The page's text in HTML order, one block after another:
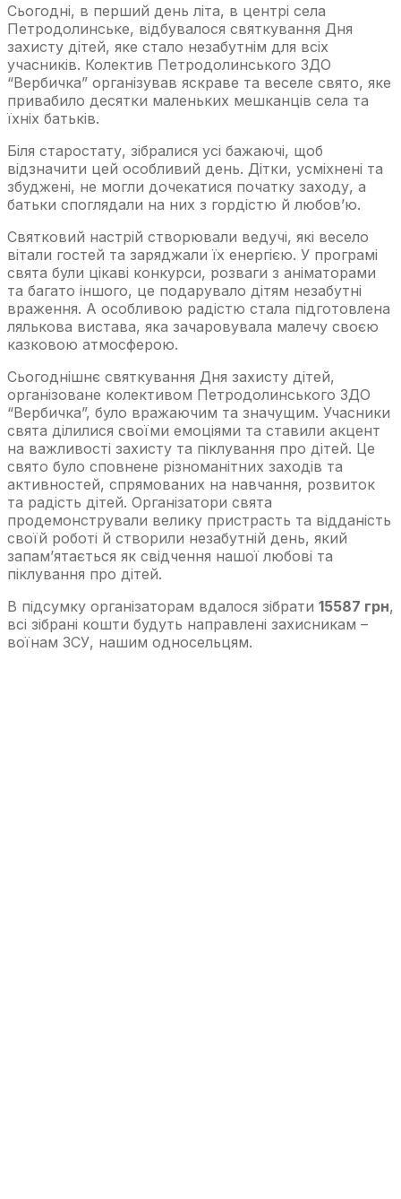
Сьогодні, в перший день літа, в центрі села
Петродолинське, відбувалося святкування Дня
захисту дітей, яке стало незабутнім для всіх
учасників. Колектив Петродолинського ЗДО
“Вербичка” організував яскраве та веселе свято, яке
привабило десятки маленьких мешканців села та
їхніх батьків.
Біля старостату, зібралися усі бажаючі, щоб
відзначити цей особливий день. Дітки, усміхнені та
збуджені, не могли дочекатися початку заходу, а
батьки споглядали на них з гордістю й любов’ю.
Святковий настрій створювали ведучі, які весело
вітали гостей та заряджали їх енергією. У програмі
свята були цікаві конкурси, розваги з аніматорами
та багато іншого, це подарувало дітям незабутні
враження. А особливою радістю стала підготовлена
лялькова вистава, яка зачаровувала малечу своєю
казковою атмосферою.
Сьогоднішнє святкування Дня захисту дітей,
організоване колективом Петродолинського ЗДО
“Вербичка”, було вражаючим та значущим. Учасники
свята ділилися своїми емоціями та ставили акцент
на важливості захисту та піклування про дітей. Це
свято було сповнене різноманітних заходів та
активностей, спрямованих на навчання, розвиток
та радість дітей. Організатори свята
продемонстрували велику пристрасть та відданість
своїй роботі й створили незабутній день, який
запам’ятається як свідчення нашої любові та
піклування про дітей.
В підсумку організаторам вдалося зібрати 15587 грн,
всі зібрані кошти будуть направлені захисникам –
воїнам ЗСУ, нашим односельцям.